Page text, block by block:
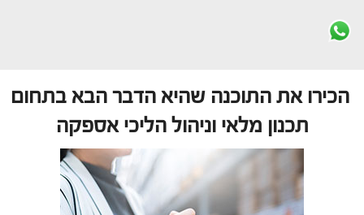
הכירו את התוכנה שהיא הדבר הבא בתחום
תכנון מלאי וניהול הליכי אספקה